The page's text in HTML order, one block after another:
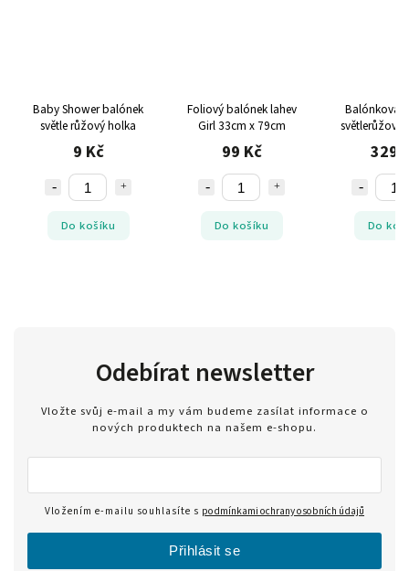
Baby Shower balónek
světle růžový holka
9 Kč
Do košíku
Foliový balónek lahev
Girl 33cm x 79cm
99 Kč
Do košíku
Balónková
329
Do
Odebírat newsletter
Vložte svůj e-mail a my vám budeme zasílat informace o
nových produktech na našem e-shopu.
Vložením e-mailu souhlasíte s podmínkami ochrany osobních údajů
Přihlásit se